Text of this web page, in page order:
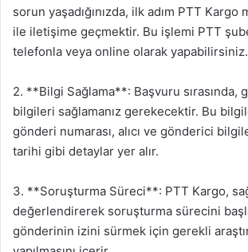
sorun yaşadığınızda, ilk adım PTT
ile iletişime geçmektir. Bu işlemi PTT
telefonla veya online olarak yapabilirsiniz.
2. **Bilgi Sağlama**: Başvuru sırasında,
bilgileri sağlamanız gerekecektir. Bu
gönderi numarası, alıcı ve gönderici
tarihi gibi detaylar yer alır.
3. **Soruşturma Süreci**: PTT Kargo,
değerlendirerek soruşturma sürecini
gönderinin izini sürmek için gerekli